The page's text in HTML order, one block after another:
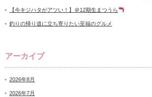
【今キジハタがアツい！】＠12期生まつうら
釣りの帰り道に立ち寄りたい至福のグルメ
アーカイブ
2026年8月
2026年7月